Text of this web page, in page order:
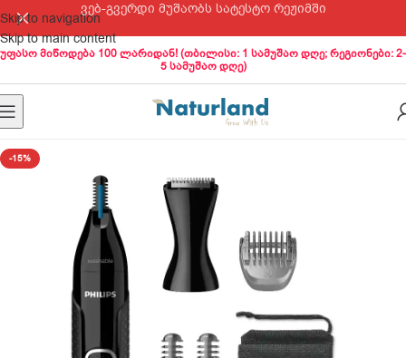
Skip to navigation
Skip to main content
ვებ-გვერდი მუშაობს სატესტო რეჟიმში
უფასო მიწოდება 100 ლარიდან! (თბილისი: 1 სამუშაო დღე; რეგიონები: 2-
5 სამუშაო დღე)
-15%